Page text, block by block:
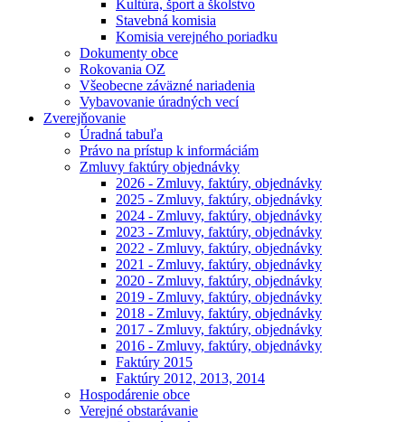
Kultúra, šport a školstvo
Stavebná komisia
Komisia verejného poriadku
Dokumenty obce
Rokovania OZ
Všeobecne záväzné nariadenia
Vybavovanie úradných vecí
Zverejňovanie
Úradná tabuľa
Právo na prístup k informáciám
Zmluvy faktúry objednávky
2026 - Zmluvy, faktúry, objednávky
2025 - Zmluvy, faktúry, objednávky
2024 - Zmluvy, faktúry, objednávky
2023 - Zmluvy, faktúry, objednávky
2022 - Zmluvy, faktúry, objednávky
2021 - Zmluvy, faktúry, objednávky
2020 - Zmluvy, faktúry, objednávky
2019 - Zmluvy, faktúry, objednávky
2018 - Zmluvy, faktúry, objednávky
2017 - Zmluvy, faktúry, objednávky
2016 - Zmluvy, faktúry, objednávky
Faktúry 2015
Faktúry 2012, 2013, 2014
Hospodárenie obce
Verejné obstarávanie